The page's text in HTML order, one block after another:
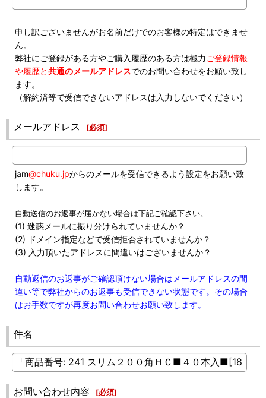
申し訳ございませんがお名前だけでのお客様の特定はできませ
ん。
弊社にご登録がある方やご購入履歴のある方は極力 ご登録情報
や履歴と共通のメールアドレスでのお問い合わせをお願い致し
ます。
（解約済等で受信できないアドレスは入力しないでください）
メールアドレス [必須]
jam@chuku.jpからのメールを受信できるよう設定をお願い致
します。
自動送信のお返事が届かない場合は下記ご確認下さい。
(1) 迷惑メールに振り分けられていませんか？
(2) ドメイン指定などで受信拒否されていませんか？
(3) 入力頂いたアドレスに間違いはございませんか？
自動返信のお返事がご確認頂けない場合はメールアドレスの間
違い等で弊社からのお返事も受信できない状態です。その場合
はお手数ですが再度お問い合わせお願い致します。
件名
お問い合わせ内容 [必須]